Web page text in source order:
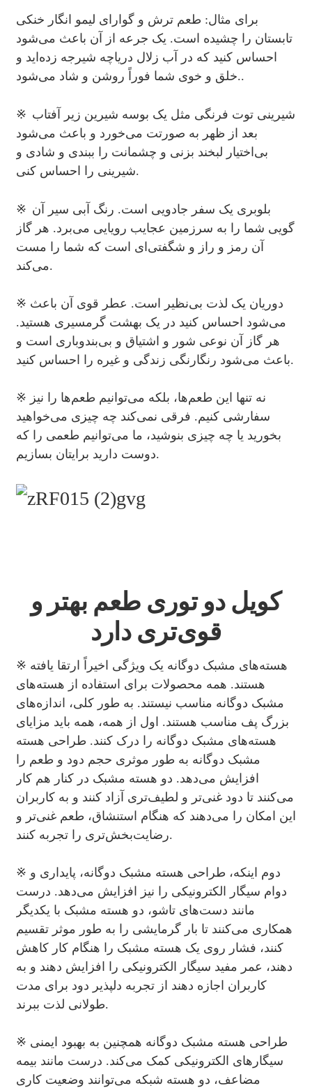
برای مثال: طعم ترش و گوارای لیمو انگار خنکی
تابستان را چشیده است. یک جرعه از آن باعث می‌شود
احساس کنید که در آب زلال دریاچه شیرجه زده‌اید و
خلق و خوی شما فوراً روشن و شاد می‌شود..
※ شیرینی توت فرنگی مثل یک بوسه شیرین زیر آفتاب
بعد از ظهر به صورتت می‌خورد و باعث می‌شود
بی‌اختیار لبخند بزنی و چشمانت را ببندی و شادی و
شیرینی را احساس کنی.
※ بلوبری یک سفر جادویی است. رنگ آبی سیر آن
گویی شما را به سرزمین عجایب رویایی می‌برد. هر گاز
آن رمز و راز و شگفتی‌ای است که شما را مست
می‌کند.
※ دوریان یک لذت بی‌نظیر است. عطر قوی آن باعث
می‌شود احساس کنید در یک بهشت ​​گرمسیری هستید.
هر گاز آن نوعی شور و اشتیاق و بی‌بندوباری است و
باعث می‌شود رنگارنگی زندگی و غیره را احساس کنید.
※ نه تنها این طعم‌ها، بلکه می‌توانیم طعم‌ها را نیز
سفارشی کنیم. فرقی نمی‌کند چه چیزی می‌خواهید
بخورید یا چه چیزی بنوشید، ما می‌توانیم طعمی را که
دوست دارید برایتان بسازیم.
کویل دو توری طعم بهتر و
قوی‌تری دارد
※ هسته‌های مشبک دوگانه یک ویژگی اخیراً ارتقا یافته
هستند. همه محصولات برای استفاده از هسته‌های
مشبک دوگانه مناسب نیستند. به طور کلی، اندازه‌های
بزرگ پف مناسب هستند. اول از همه، همه باید مزایای
هسته‌های مشبک دوگانه را درک کنند. طراحی هسته
مشبک دوگانه به طور موثری حجم دود و طعم را
افزایش می‌دهد. دو هسته مشبک در کنار هم کار
می‌کنند تا دود غنی‌تر و لطیف‌تری آزاد کنند و به کاربران
این امکان را می‌دهند که هنگام استنشاق، طعم غنی‌تر و
رضایت‌بخش‌تری را تجربه کنند.
※ دوم اینکه، طراحی هسته مشبک دوگانه، پایداری و
دوام سیگار الکترونیکی را نیز افزایش می‌دهد. درست
مانند دست‌های تاشو، دو هسته مشبک با یکدیگر
همکاری می‌کنند تا بار گرمایشی را به طور موثر تقسیم
کنند، فشار روی یک هسته مشبک را هنگام کار کاهش
دهند، عمر مفید سیگار الکترونیکی را افزایش دهند و به
کاربران اجازه دهند از تجربه دلپذیر دود برای مدت
طولانی لذت ببرند.
※ طراحی هسته مشبک دوگانه همچنین به بهبود ایمنی
سیگارهای الکترونیکی کمک می‌کند. درست مانند بیمه
مضاعف، دو هسته شبکه می‌توانند وضعیت کاری